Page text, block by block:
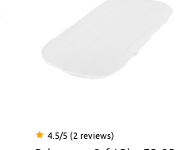
4.5/5 (2 reviews)